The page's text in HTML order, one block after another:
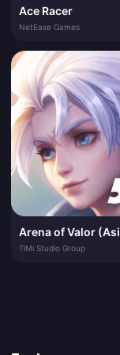
Ace Racer
NetEase Games
Arena of Valor
TiMi Studio Group